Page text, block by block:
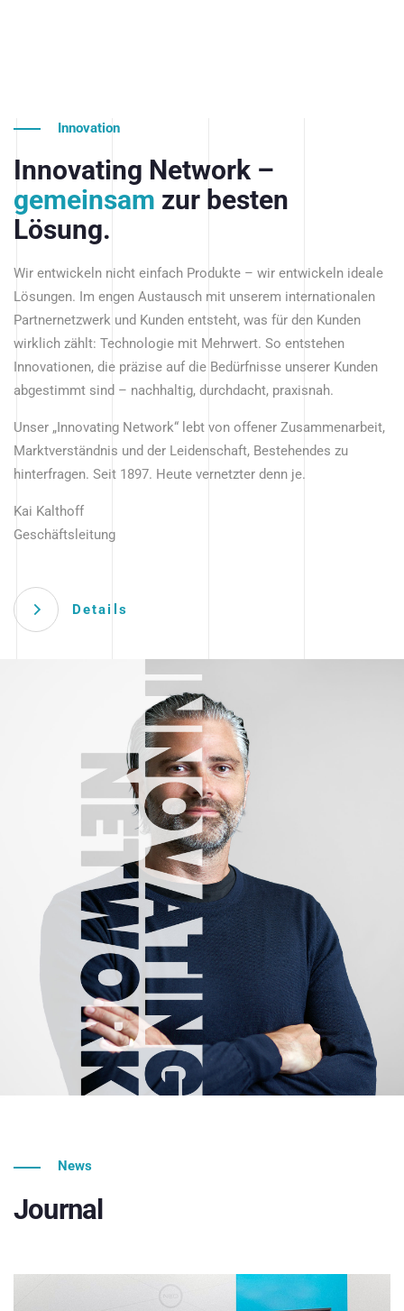
Innovation
Innovating Network –
gemeinsam zur besten
Lösung.
Wir entwickeln nicht einfach Produkte – wir entwickeln ideale
Lösungen. Im engen Austausch mit unserem internationalen
Partnernetzwerk und Kunden entsteht, was für den Kunden
wirklich zählt: Technologie mit Mehrwert. So entstehen
Innovationen, die präzise auf die Bedürfnisse unserer Kunden
abgestimmt sind – nachhaltig, durchdacht, praxisnah.
Unser „Innovating Network“ lebt von offener Zusammenarbeit,
Marktverständnis und der Leidenschaft, Bestehendes zu
hinterfragen. Seit 1897. Heute vernetzter denn je.
Kai Kalthoff
Geschäftsleitung
Details
News
Journal